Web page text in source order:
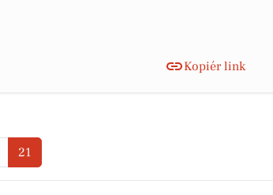
Kopiér link
21